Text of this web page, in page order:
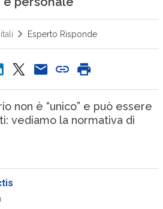
Esperto Risponde
non è “unico” e può essere
vediamo la normativa di